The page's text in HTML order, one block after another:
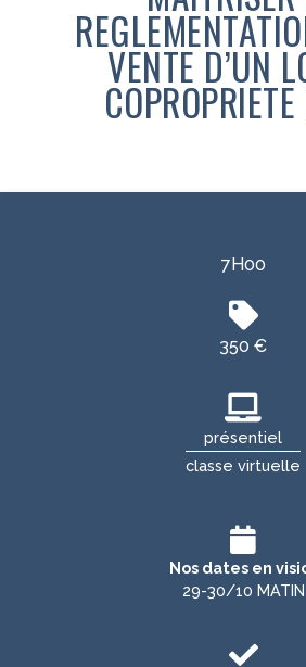
VENTE D’UN
7H00
350 €
présentiel
classe virtuelle
Nos dates en
29-30/10 MATIN